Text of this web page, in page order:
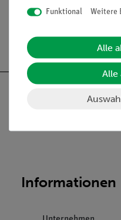
Informationen
Funktional Weitere
Alle
Alle